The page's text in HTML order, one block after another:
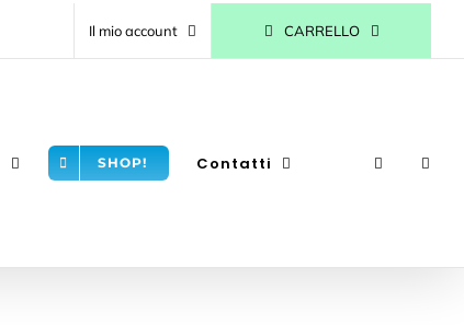
Il mio account CARRELLO
SHOP! Contatti